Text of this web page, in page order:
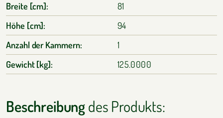
Breite [cm]:
81
Höhe [cm]:
94
Anzahl der Kammern:
1
Gewicht [kg]:
125.0000
Beschreibungdes Produkts: